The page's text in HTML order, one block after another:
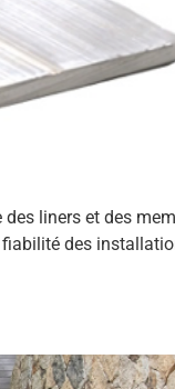
liners et des
des